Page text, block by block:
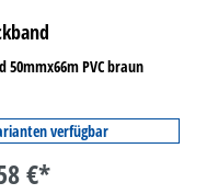
50mmx66m PVC braun
verfügbar
€*